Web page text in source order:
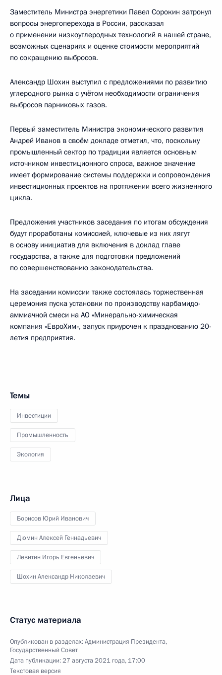
Заместитель Министра энергетики Павел Сорокин затронул
вопросы энергоперехода в России, рассказал
о применении низкоуглеродных технологий в нашей стране,
возможных сценариях и оценке стоимости мероприятий
по сокращению выбросов.
Александр Шохин выступил с предложениями по развитию
углеродного рынка с учётом необходимости ограничения
выбросов парниковых газов.
Первый заместитель Министра экономического развития
Андрей Иванов в своём докладе отметил, что, поскольку
промышленный сектор по традиции является основным
источником инвестиционного спроса, важное значение
имеет формирование системы поддержки и сопровождения
инвестиционных проектов на протяжении всего жизненного
цикла.
Предложения участников заседания по итогам обсуждения
будут проработаны комиссией, ключевые из них лягут
в основу инициатив для включения в доклад главе
государства, а также для подготовки предложений
по совершенствованию законодательства.
На заседании комиссии также состоялась торжественная
церемония пуска установки по производству карбамидо-
аммиачной смеси на АО «Минерально-химическая
компания «ЕвроХим», запуск приурочен к празднованию 20-
летия предприятия.
Темы
Инвестиции
Промышленность
Экология
Лица
Борисов Юрий Иванович
Дюмин Алексей Геннадьевич
Левитин Игорь Евгеньевич
Шохин Александр Николаевич
Статус материала
Опубликован в разделах:Администрация Президента,
Государственный Совет
Дата публикации:27 августа 2021 года, 17:00
Текстовая версия